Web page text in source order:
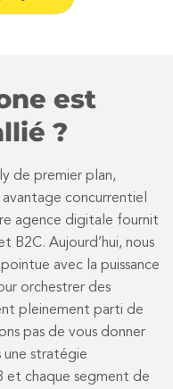
est
?
de premier plan,
concurrentiel
agence digitale fournit
B2C. Aujourd’hui, nous
avec la puissance
orchestrer des
pleinement parti de
pas de vous donner
une stratégie
et chaque segment de